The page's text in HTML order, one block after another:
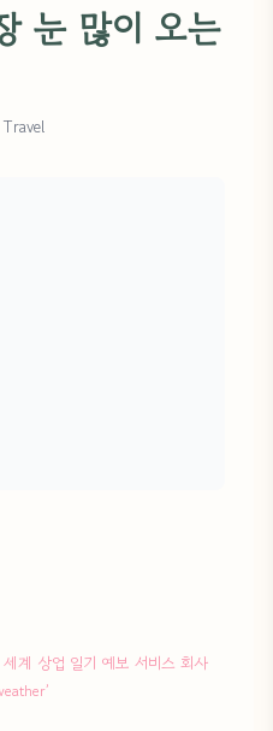
눈 많이 오는
계 상업 일기 예보 서비스 회사